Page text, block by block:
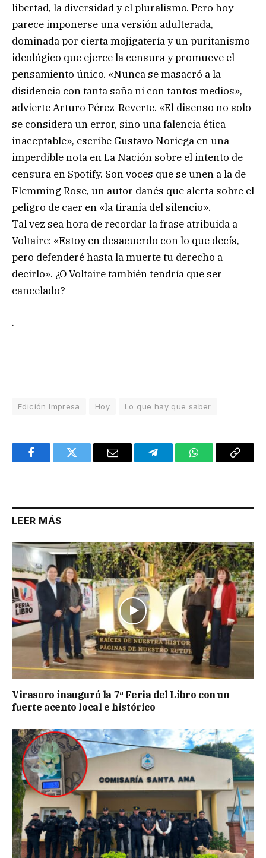
libertad, la diversidad y el pluralismo. Pero hoy
parece imponerse una versión adulterada,
dominada por cierta mojigatería y un puritanismo
ideológico que ejerce la censura y promueve el
pensamiento único. «Nunca se masacró a la
disidencia con tanta saña ni con tantos medios»,
advierte Arturo Pérez-Reverte. «El disenso no solo
se considera un error, sino una falencia ética
inaceptable», escribe Gustavo Noriega en una
imperdible nota en La Nación sobre el intento de
censura en Spotify. Son voces que se unen a la de
Flemming Rose, un autor danés que alerta sobre el
peligro de caer en «la tiranía del silencio».
Tal vez sea hora de recordar la frase atribuida a
Voltaire: «Estoy en desacuerdo con lo que decís,
pero defenderé hasta la muerte tu derecho a
decirlo». ¿O Voltaire también tendría que ser
cancelado?
.
Edición Impresa Hoy Lo que hay que saber
FacebookTwitter Email TelegramWhatsAppCopy
LEER MÁS
Virasoro inauguró la 7ª Feria del Libro con un
fuerte acento local e histórico